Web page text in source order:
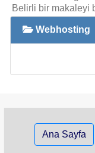
Belirli bir makaleyi
Webhosting
Ana Sayfa